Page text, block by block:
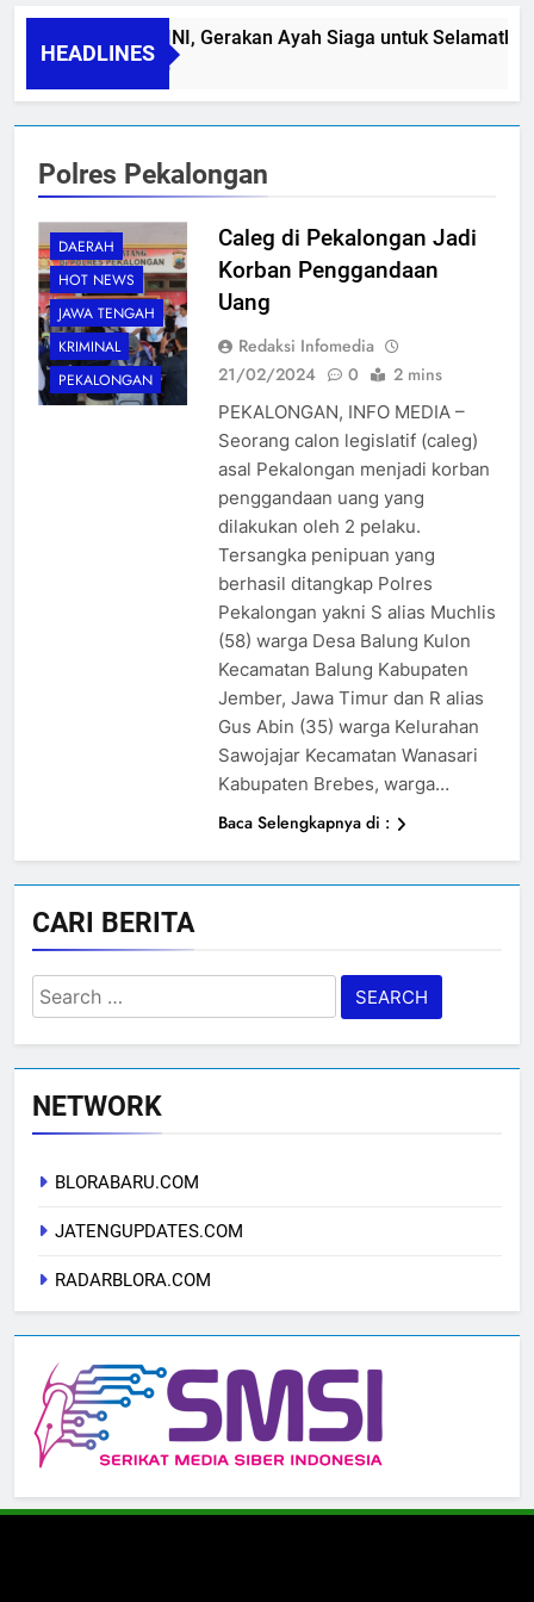
HEADLINES
PAPA SIDINI, Gerakan Ayah Siaga untuk
06/08/2026
Polres Pekalongan
DAERAH
HOT NEWS
JAWA TENGAH
KRIMINAL
PEKALONGAN
Caleg di Pekalongan Jadi
Korban Penggandaan
Uang
Redaksi Infomedia
21/02/2024
0 2 mins
PEKALONGAN, INFO MEDIA –
Seorang calon legislatif (caleg)
asal Pekalongan menjadi korban
penggandaan uang yang
dilakukan oleh 2 pelaku.
Tersangka penipuan yang
berhasil ditangkap Polres
Pekalongan yakni S alias Muchlis
(58) warga Desa Balung Kulon
Kecamatan Balung Kabupaten
Jember, Jawa Timur dan R alias
Gus Abin (35) warga Kelurahan
Sawojajar Kecamatan Wanasari
Kabupaten Brebes, warga…
Baca Selengkapnya di :
CARI BERITA
Search
for:
NETWORK
BLORABARU.COM
JATENGUPDATES.COM
RADARBLORA.COM